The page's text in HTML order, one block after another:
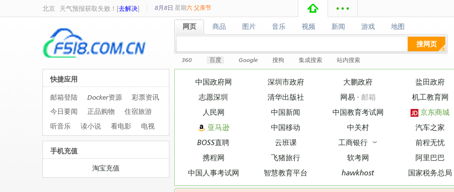
北京 天气预报获取失败！[去解决] 8月8日 星期六 父亲节
网页
网页 商品
商品 图片
图片 音乐
音乐 视频
视频 新闻
新闻 游戏
游戏 地图
地图
搜网页
360 百度 Google 搜狗 集成搜索 站内搜索
中国政府网 深圳市政府 大鹏政府 盐田政府
志愿深圳
清华出版社 网易 · 邮箱 机工教育网
人民网
中国新闻 中国教育考试网 京东商城
亚马逊
中国移动 中关村 汽车之家
BOSS直聘
云班课 工商银行 ︾ 前程无忧
携程网
飞猪旅行 软考网 阿里巴巴
中国人事考试网
智慧教育平台 hawkhost 国家税务总局
快捷应用
邮箱登陆 Docker资源
彩票资讯
今日要闻
正品购物
住宿旅游
听音乐
读小说 看电影 电视
手机充值
淘宝充值